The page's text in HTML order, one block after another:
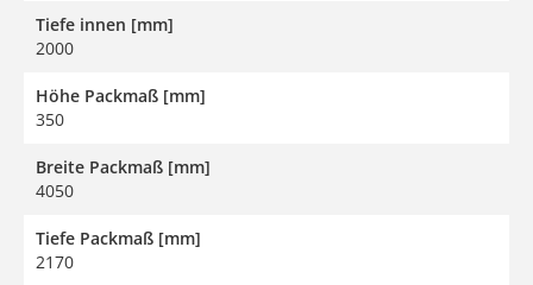
Tiefe innen [mm]
2000
Höhe Packmaß [mm]
350
Breite Packmaß [mm]
4050
Tiefe Packmaß [mm]
2170